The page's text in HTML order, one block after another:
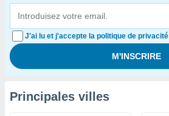
J'ai lu et j'accepte la politique de privacité
Principales villes